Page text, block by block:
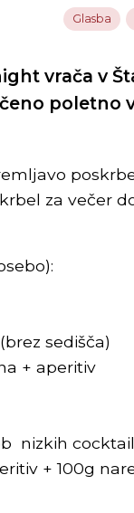
Glasba
vrača v
poletno
za večer
sedišča)
+ aperitiv
nizkih
+ 100g